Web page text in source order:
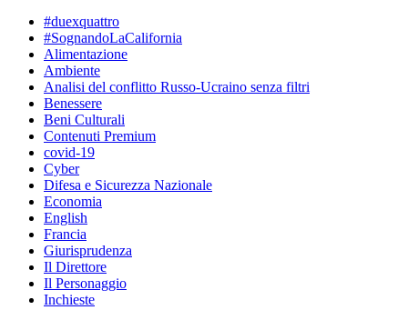
#duexquattro
#SognandoLaCalifornia
Alimentazione
Ambiente
Analisi del conflitto Russo-Ucraino senza filtri
Benessere
Beni Culturali
Contenuti Premium
covid-19
Cyber
Difesa e Sicurezza Nazionale
Economia
English
Francia
Giurisprudenza
Il Direttore
Il Personaggio
Inchieste